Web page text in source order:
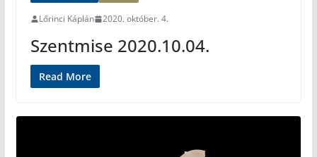
Lőrinci Káplán 2020. október. 4.
Szentmise 2020.10.04.
Read More